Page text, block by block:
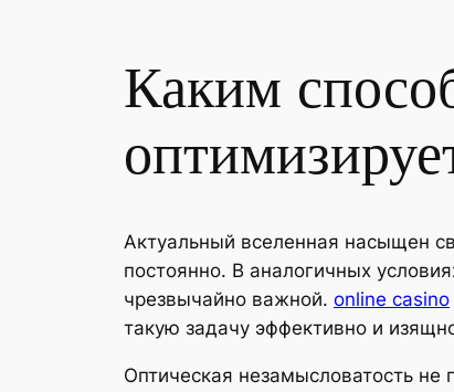
Каким
Актуальный вселенная насыщен
постоянно. В аналогичных
чрезвычайно важной. online casino
такую задачу эффективно и
Оптическая незамысловатость не